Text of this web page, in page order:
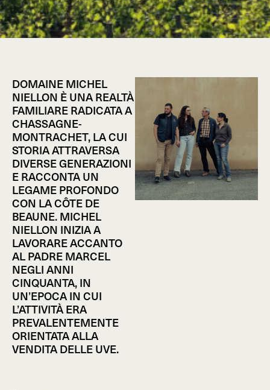
DOMAINE MICHEL
NIELLON È UNA REALTÀ
FAMILIARE RADICATA A
CHASSAGNE-
MONTRACHET, LA CUI
STORIA ATTRAVERSA
DIVERSE GENERAZIONI
E RACCONTA UN
LEGAME PROFONDO
CON LA CÔTE DE
BEAUNE. MICHEL
NIELLON INIZIA A
LAVORARE ACCANTO
AL PADRE MARCEL
NEGLI ANNI
CINQUANTA, IN
UN’EPOCA IN CUI
L’ATTIVITÀ ERA
PREVALENTEMENTE
ORIENTATA ALLA
VENDITA DELLE UVE.